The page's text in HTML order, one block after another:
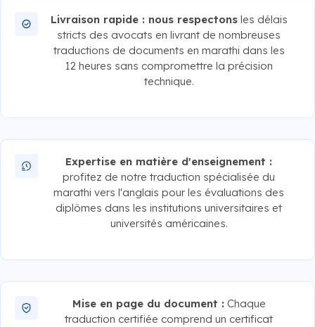
Livraison rapide : nous respectonsles délais
stricts des avocats en livrant de nombreuses
traductions de documents en marathi dans les
12 heures sans compromettre la précision
technique.
Expertise en matière d'enseignement :
profitez de notre traduction spécialisée du
marathi vers l'anglais pour les évaluations des
diplômes dans les institutions universitaires et
universités américaines.
Mise en page du document : Chaque
traduction certifiée comprend un certificat